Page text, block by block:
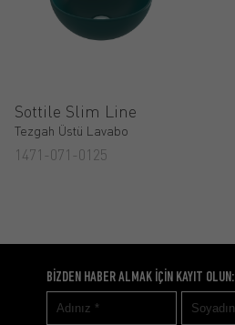
Sottile Slim Line
Tezgah Üstü Lavabo
1471-071-0125
BİZDEN HABER ALMAK İÇİN KAYIT OLUN: